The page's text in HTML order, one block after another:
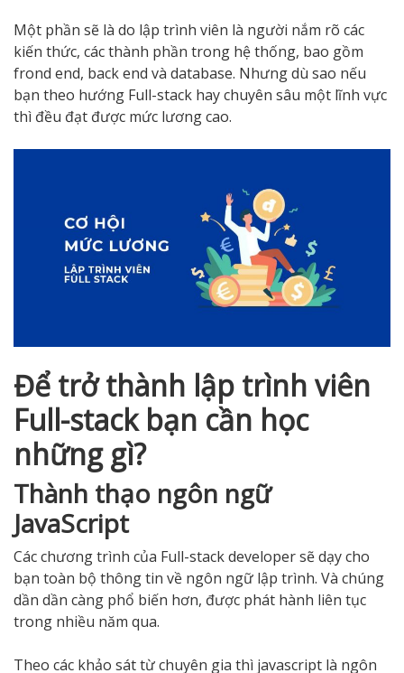
Một phần sẽ là do lập trình viên là người nắm rõ các
kiến thức, các thành phần trong hệ thống, bao gồm
frond end, back end và database. Nhưng dù sao nếu
bạn theo hướng Full-stack hay chuyên sâu một lĩnh vực
thì đều đạt được mức lương cao.
Để trở thành lập trình viên
Full-stack bạn cần học
những gì?
Thành thạo ngôn ngữ
JavaScript
Các chương trình của Full-stack developer sẽ dạy cho
bạn toàn bộ thông tin về ngôn ngữ lập trình. Và chúng
dần dần càng phổ biến hơn, được phát hành liên tục
trong nhiều năm qua.
Theo các khảo sát từ chuyên gia thì javascript là ngôn